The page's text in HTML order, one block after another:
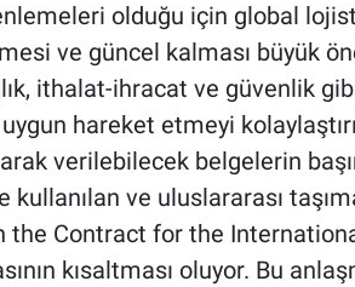
olduğu için global
ve güncel kalması büyük
ithalat-ihracat ve güvenlik
hareket etmeyi
verilebilecek belgelerin
ve uluslararası
the Contract for the
kısaltması oluyor. Bu